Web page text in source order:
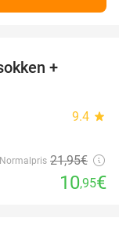
+
9.4 star
Normalpris 21,95€
10,95€